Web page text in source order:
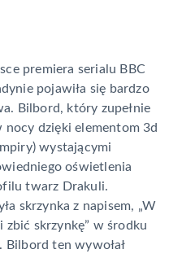
premiera serialu BBC
pojawiła się bardzo
Bilbord, który zupełnie
nocy dzięki elementom 3d
wystającymi
oświetlenia
twarz Drakuli.
skrzynka z napisem, „W
zbić skrzynkę” w środku
Bilbord ten wywołał